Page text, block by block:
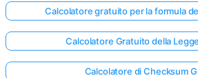
Calcolatore gratuito per la formula
Calcolatore Gratuito della
Calcolatore di Checksum